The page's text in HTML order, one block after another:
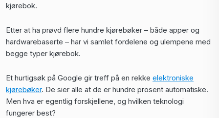
kjørebok.
Etter at ha prøvd flere hundre kjørebøker – både apper og
hardwarebaserte – har vi samlet fordelene og ulempene med
begge typer kjørebok.
Et hurtigsøk på Google gir treff på en rekke elektroniske
kjørebøker. De sier alle at de er hundre prosent automatiske.
Men hva er egentlig forskjellene, og hvilken teknologi
fungerer best?